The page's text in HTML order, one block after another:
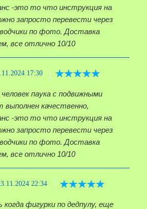
-это то что инструкция на
запросто перевести через
по фото. Доставка
все отлично 10/10
17:30
паука с подвижными
выполнен качественно,
-это то что инструкция на
запросто перевести через
по фото. Доставка
все отлично 10/10
22:34
когда фигурки по дедпулу, еще